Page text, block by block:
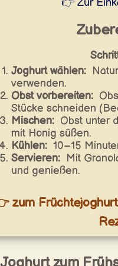
👉 Zur
Joghurt wählen:
verwenden.
Obst vorbereiten:
Stücke schneiden
Mischen: Obst unter
mit Honig süßen.
Kühlen: 10–15
Servieren: Mit
und genießen.
zum